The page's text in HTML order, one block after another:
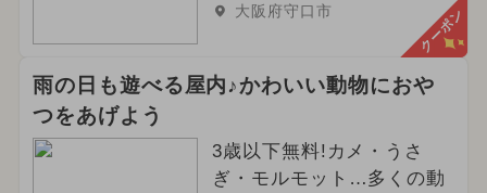
大阪府守口市 クーポン
雨の日も遊べる屋内♪かわいい動物におや
つをあげよう
3歳以下無料!カメ・うさ
ぎ・モルモット…多くの動